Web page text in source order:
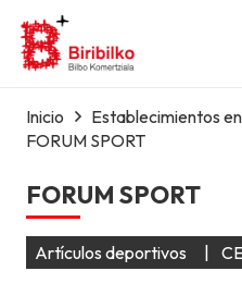
Inicio
Establecimientos
FORUM SPORT
FORUM SPORT
Artículos deportivos |